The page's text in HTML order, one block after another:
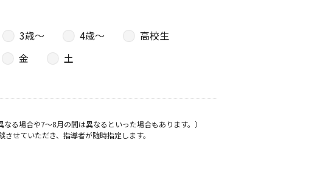
3歳〜 4歳〜
高校生
金
土
る場合や7～8月の間は異なるといった場合もあります。）
せていただき、指導者が随時指定します。